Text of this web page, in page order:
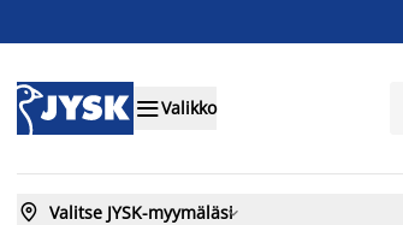
Valikko
 Valitse JYSK-myymäläsi